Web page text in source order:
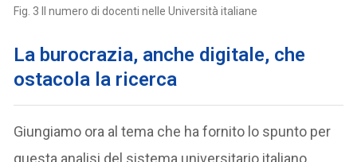
Fig. 3 Il numero di docenti nelle Università italiane
La burocrazia, anche digitale, che
ostacola la ricerca
Giungiamo ora al tema che ha fornito lo spunto per